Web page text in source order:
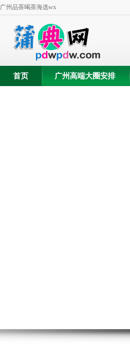
广州品茶喝茶海选wx
首页 广州高端大圈安排